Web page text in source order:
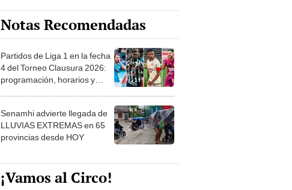
Notas Recomendadas
Partidos de Liga 1 en la fecha
4 del Torneo Clausura 2026:
programación, horarios y
Senamhi advierte llegada de
LLUVIAS EXTREMAS en 65
provincias desde HOY
¡Vamos al Circo!